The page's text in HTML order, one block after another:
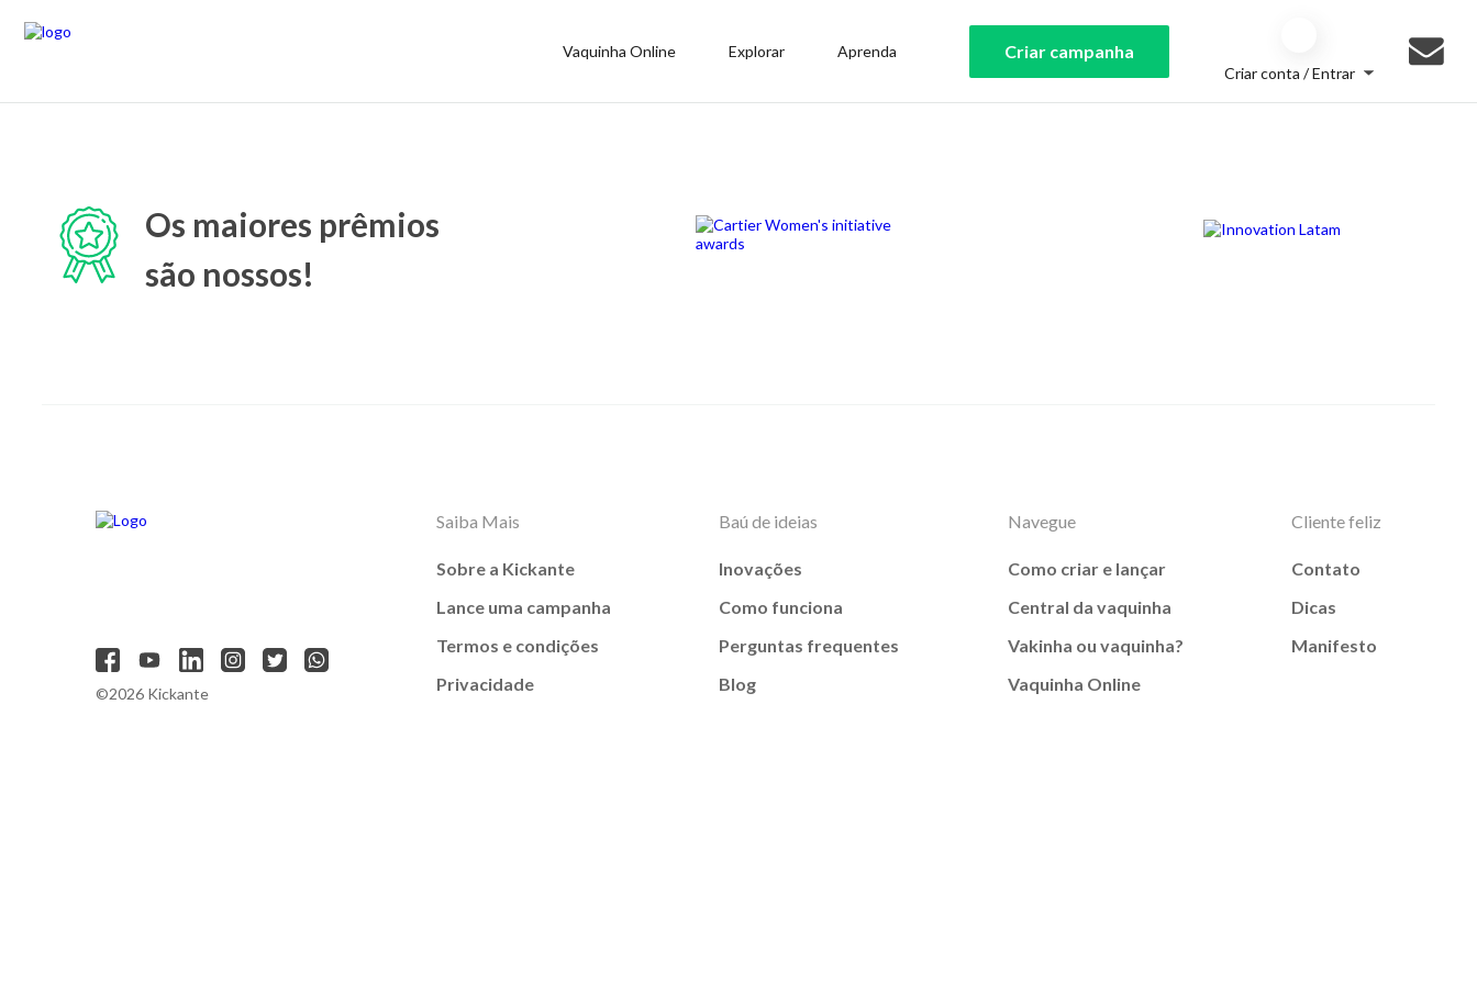
Vaquinha Online Explorar Aprenda Criar campanha
Criar conta / Entrar
Os maiores prêmios
são nossos!
©2026 Kickante
Saiba Mais
Sobre a Kickante
Lance uma campanha
Termos e condições
Privacidade
Baú de ideias
Inovações
Como funciona
Perguntas frequentes
Blog
Navegue
Como criar e lançar
Central da vaquinha
Vakinha ou vaquinha?
Vaquinha Online
Cliente feliz
Contato
Dicas
Manifesto